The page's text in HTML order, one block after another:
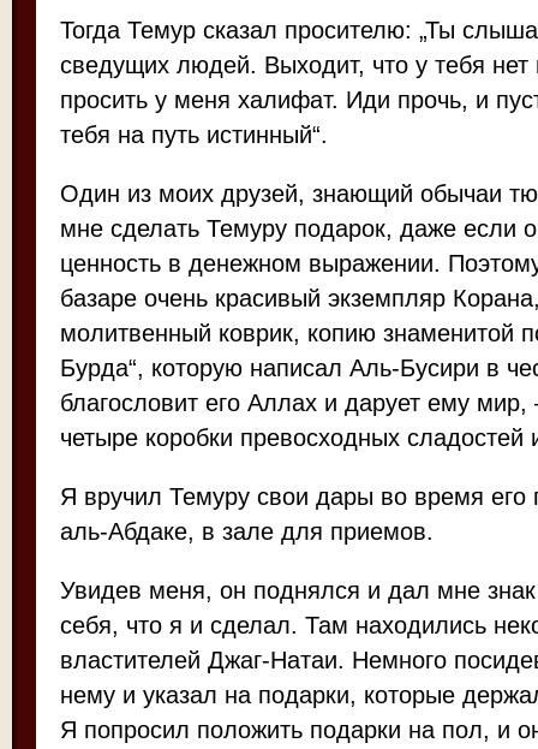
Тогда Темур сказал просителю: „Ты
сведущих людей. Выходит, что у тебя нет
просить у меня халифат. Иди прочь, и
тебя на путь истинный“.
Один из моих друзей, знающий обычаи
мне сделать Темуру подарок, даже если
ценность в денежном выражении.
базаре очень красивый экземпляр
молитвенный коврик, копию знаменитой
Бурда“, которую написал Аль-Бусири в
благословит его Аллах и дарует ему
четыре коробки превосходных сладостей
Я вручил Темуру свои дары во время его
аль-Абдаке, в зале для приемов.
Увидев меня, он поднялся и дал мне знак
себя, что я и сделал. Там находились
властителей Джаг-Натаи. Немного
нему и указал на подарки, которые
Я попросил положить подарки на пол, и